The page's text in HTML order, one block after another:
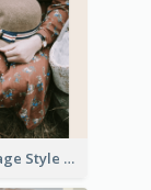
Floral Vintage Style Lookbook